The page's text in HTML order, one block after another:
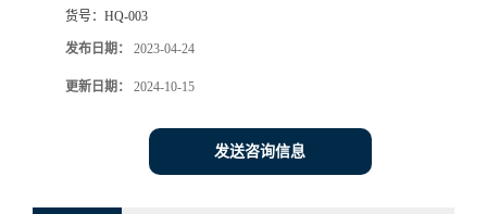
货号： HQ-003
发布日期： 2023-04-24
更新日期： 2024-10-15
发送咨询信息